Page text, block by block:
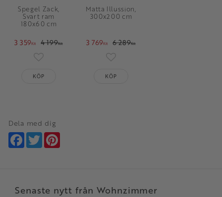
Spegel Zack,
Svart ram
180x60 cm
3 359KR 4 199KR
KÖP
Matta Illussion,
300x200 cm
3 769KR 6 289KR
KÖP
Dela med dig
Facebook
Twitter
Senaste nytt från Wohnzimmer